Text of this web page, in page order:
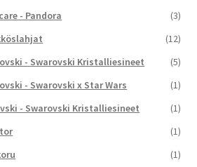
- Pandora
(3)
(12)
- Swarovski Kristalliesineet
(5)
- Swarovski x Star Wars
(1)
- Swarovski Kristalliesineet
(1)
(1)
(1)